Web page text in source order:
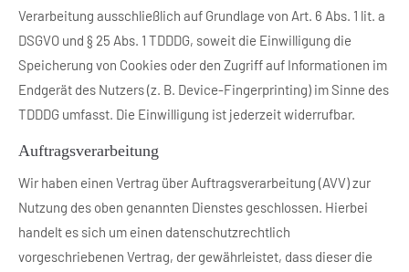
Verarbeitung ausschließlich auf Grundlage von Art. 6 Abs. 1 lit. a
DSGVO und § 25 Abs. 1 TDDDG, soweit die Einwilligung die
Speicherung von Cookies oder den Zugriff auf Informationen im
Endgerät des Nutzers (z. B. Device-Fingerprinting) im Sinne des
TDDDG umfasst. Die Einwilligung ist jederzeit widerrufbar.
Auftragsverarbeitung
Wir haben einen Vertrag über Auftragsverarbeitung (AVV) zur
Nutzung des oben genannten Dienstes geschlossen. Hierbei
handelt es sich um einen datenschutzrechtlich
vorgeschriebenen Vertrag, der gewährleistet, dass dieser die